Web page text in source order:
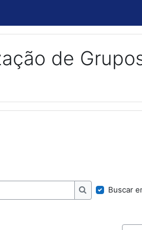
de
Buscar
Buscar